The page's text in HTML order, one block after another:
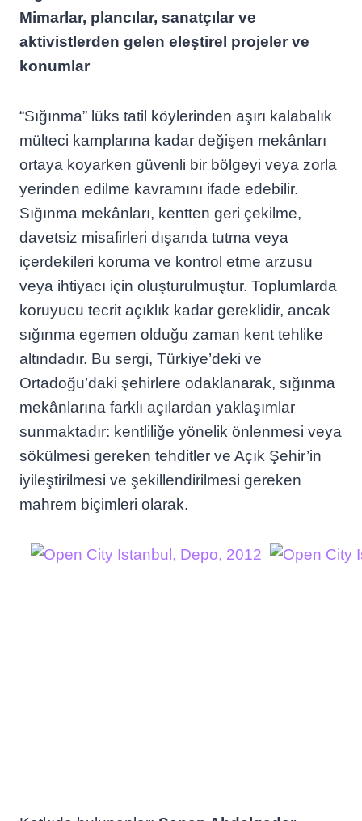
Mimarlar, plancılar, sanatçılar ve
aktivistlerden gelen eleştirel projeler ve
konumlar
“Sığınma” lüks tatil köylerinden aşırı kalabalık
mülteci kamplarına kadar değişen mekânları
ortaya koyarken güvenli bir bölgeyi veya zorla
yerinden edilme kavramını ifade edebilir.
Sığınma mekânları, kentten geri çekilme,
davetsiz misafirleri dışarıda tutma veya
içerdekileri koruma ve kontrol etme arzusu
veya ihtiyacı için oluşturulmuştur. Toplumlarda
koruyucu tecrit açıklık kadar gereklidir, ancak
sığınma egemen olduğu zaman kent tehlike
altındadır. Bu sergi, Türkiye’deki ve
Ortadoğu’daki şehirlere odaklanarak, sığınma
mekânlarına farklı açılardan yaklaşımlar
sunmaktadır: kentliliğe yönelik önlenmesi veya
sökülmesi gereken tehditler ve Açık Şehir’in
iyileştirilmesi ve şekillendirilmesi gereken
mahrem biçimleri olarak.